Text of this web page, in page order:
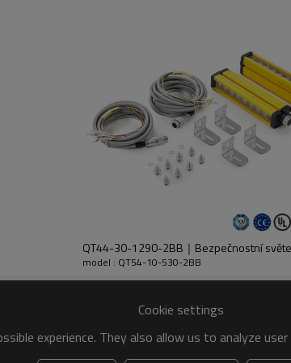
a přijímače.
QT44-30-1290-2BB｜Bezpečnostní
model : QT54-10-530-2BB
Cookie settings
experience. They also allow us to analyze